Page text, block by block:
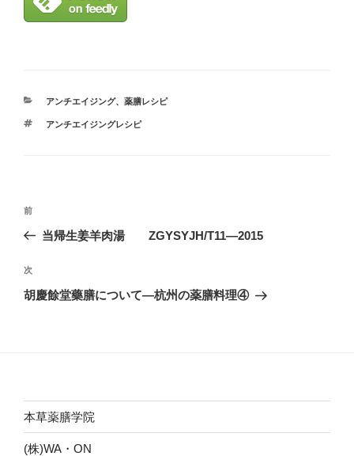
カ
ゴ
アンチエイジング、 薬膳レシピ
タ
アンチエイジングレシピ
投
ビ
ゲ
前
の
稿
前
当帰生姜羊肉湯 ZGYSYJH/T11―2015
次
の
次
胡慶餘堂藥膳について―杭州の薬膳料理④
本草薬膳学院
(株)WA・ON